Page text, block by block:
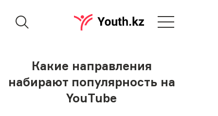
Какие направления
набирают популярность на
YouTube